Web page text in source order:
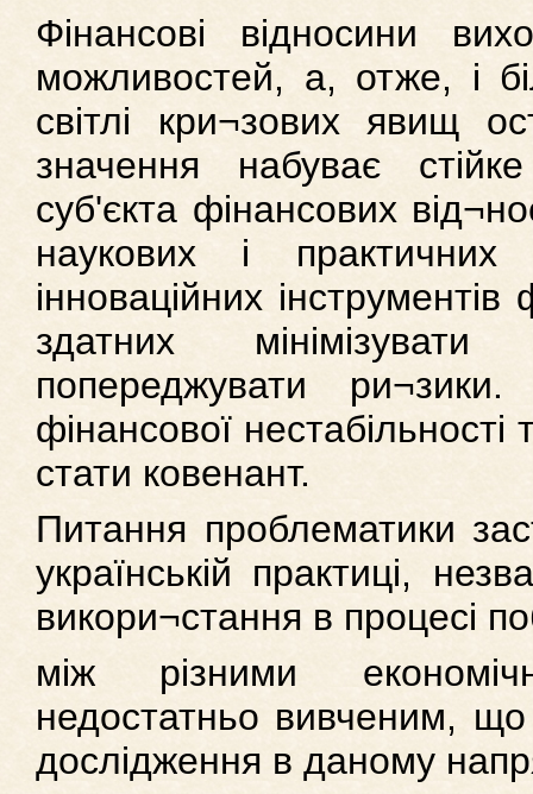
Фінансові відносини
можливостей, а, отже, і
світлі кри¬зових явищ
значення набуває
суб'єкта фінансових
наукових і
інноваційних
здатних
попереджувати
фінансової
стати ковенант.
Питання проблематики
українській практиці,
викори¬стання в процесі
між різними
недостатньо вивченим,
дослідження в даному